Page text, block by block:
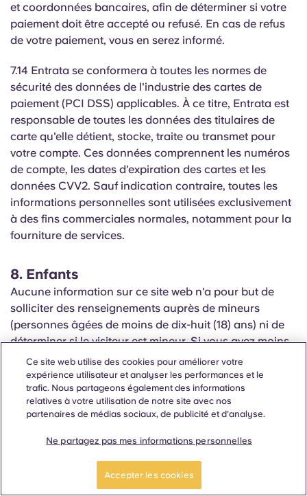
et coordonnées bancaires, afin de déterminer si votre
paiement doit être accepté ou refusé. En cas de refus
de votre paiement, vous en serez informé.
7.14 Entrata se conformera à toutes les normes de
sécurité des données de l'industrie des cartes de
paiement (PCI DSS) applicables. À ce titre, Entrata est
responsable de toutes les données des titulaires de
carte qu'elle détient, stocke, traite ou transmet pour
votre compte. Ces données comprennent les numéros
de compte, les dates d'expiration des cartes et les
données CVV2. Sauf indication contraire, toutes les
informations personnelles sont utilisées exclusivement
à des fins commerciales normales, notamment pour la
fourniture de services.
8. Enfants
Aucune information sur ce site web n'a pour but de
solliciter des renseignements auprès de mineurs
(personnes âgées de moins de dix-huit (18) ans) ni de
déterminer si le visiteur est mineur. Si vous avez moins
de dix-huit (18) ans, vous n'êtes pas autorisé à nous
communiquer de renseignements personnels
permettant de vous identifier, tels que votre nom, votre
adresse, etc. Courriel Nous ne collectons ni adresse, ni
numéro de téléphone, ni aucune autre information
permettant de vous identifier. Si vous avez moins de
ces informations ; nous ne vous les demanderons donc
pas et nous n’en avons pas besoin. Toute personne de
Ce site web utilise des cookies pour améliorer votre
expérience utilisateur et analyser les performances et le
trafic. Nous partageons également des informations
relatives à votre utilisation de notre site avec nos
partenaires de médias sociaux, de publicité et d'analyse.
Ne partagez pas mes informations personnelles
Accepter les cookies